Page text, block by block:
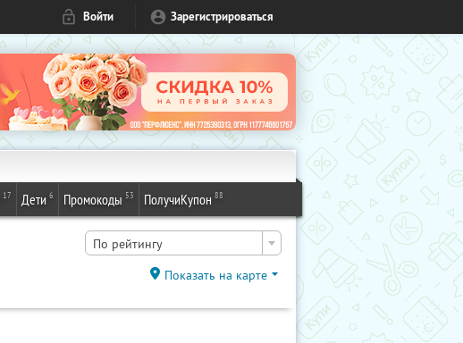
Войти Зарегистрироваться
17 Дети 6 Промокоды 53 ПолучиКупон 88
По рейтингу
Показать на карте